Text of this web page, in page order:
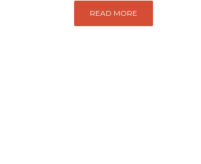
READ MORE